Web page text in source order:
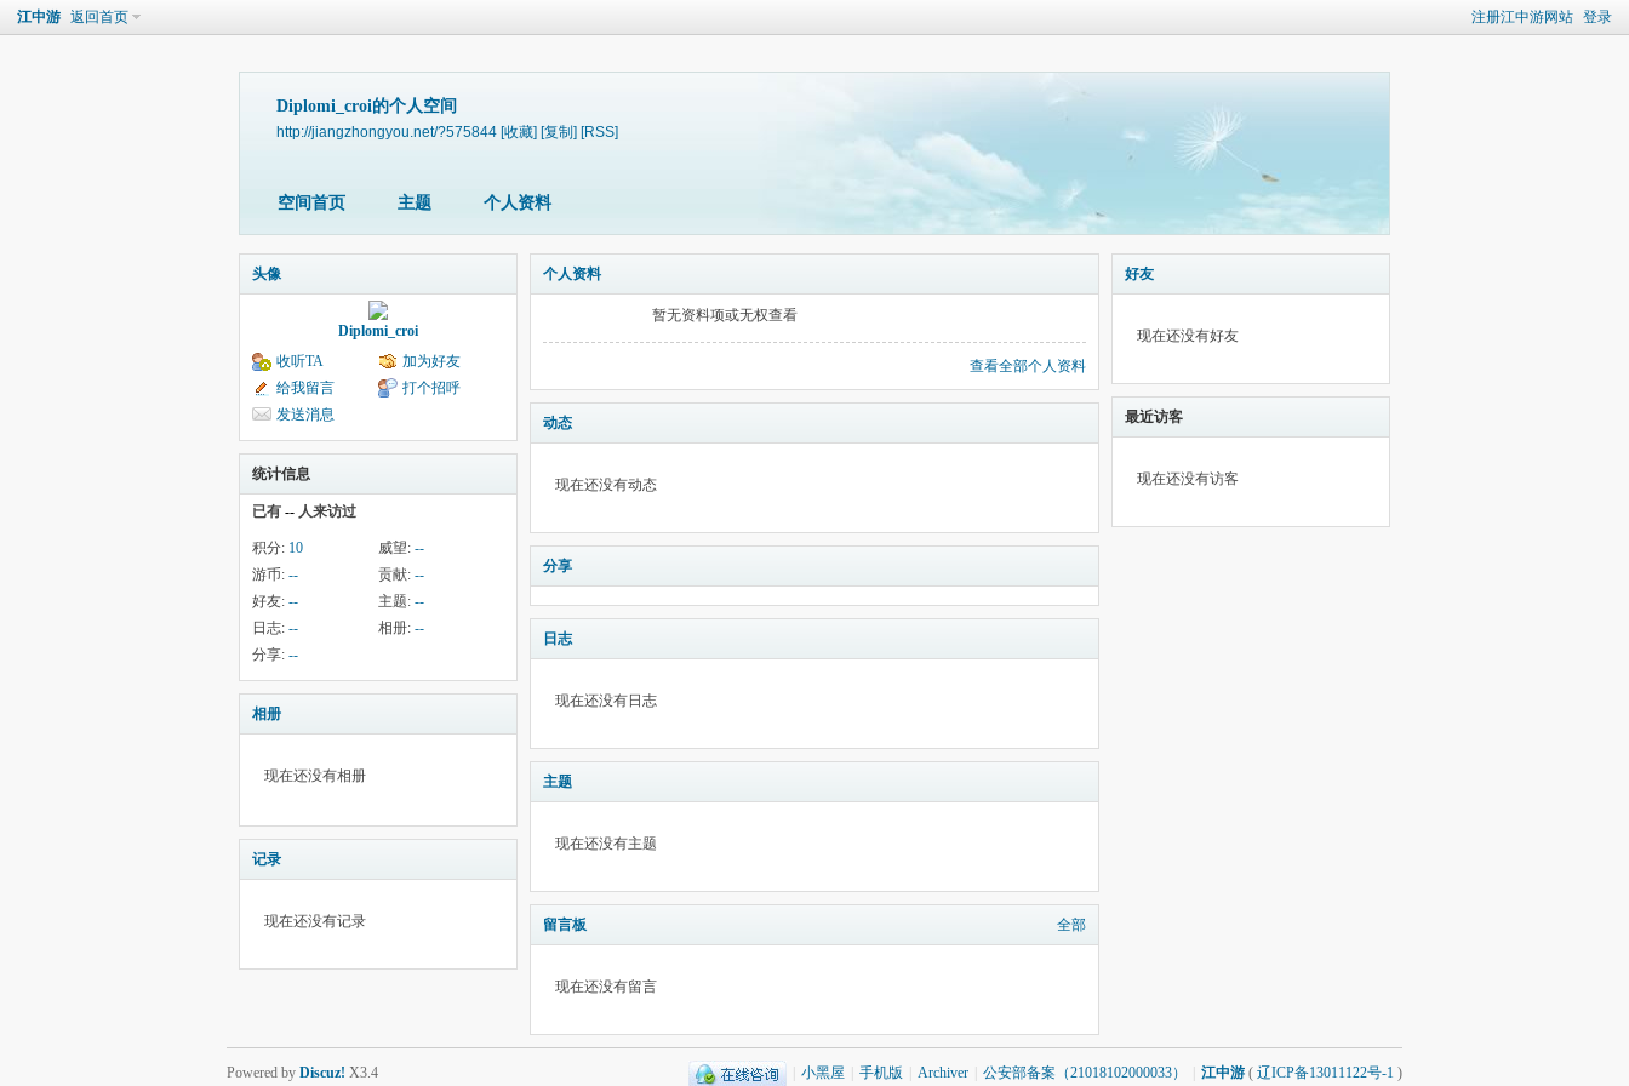
注册江中游网站 登录
江中游 返回首页
Diplomi_croi的个人空间
http://jiangzhongyou.net/?575844 [收藏] [复制] [RSS]
空间首页 主题 个人资料
头像
Diplomi_croi
收听TA
加为好友
给我留言
打个招呼
发送消息
统计信息
已有 -- 人来访过
积分: 10 威望: --
游币: -- 贡献: --
好友: -- 主题: --
日志: -- 相册: --
分享: --
相册
现在还没有相册
记录
现在还没有记录
个人资料
暂无资料项或无权查看
查看全部个人资料
动态
现在还没有动态
分享
日志
现在还没有日志
主题
现在还没有主题
留言板 全部
现在还没有留言
好友
现在还没有好友
最近访客
现在还没有访客
小黑屋 手机版 Archiver 公安部备案（21018102000033） 江中游 ( 辽ICP备13011122号-1 )
Powered by Discuz! X3.4